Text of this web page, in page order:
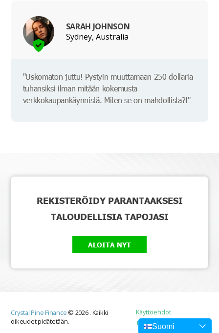
Suomi
SARAH JOHNSON
Sydney, Australia
"Uskomaton juttu! Pystyin muuttamaan 250 dollaria
tuhansiksi ilman mitään kokemusta
verkkokaupankäynnistä. Miten se on mahdollista?!"
REKISTERÖIDY PARANTAAKSESI
TALOUDELLISIA TAPOJASI
ALOITA NYT
Crystal Pine Finance © 2026. Kaikki
oikeudet pidätetään.
Käyttöehdot
Tietosuojakäytäntö